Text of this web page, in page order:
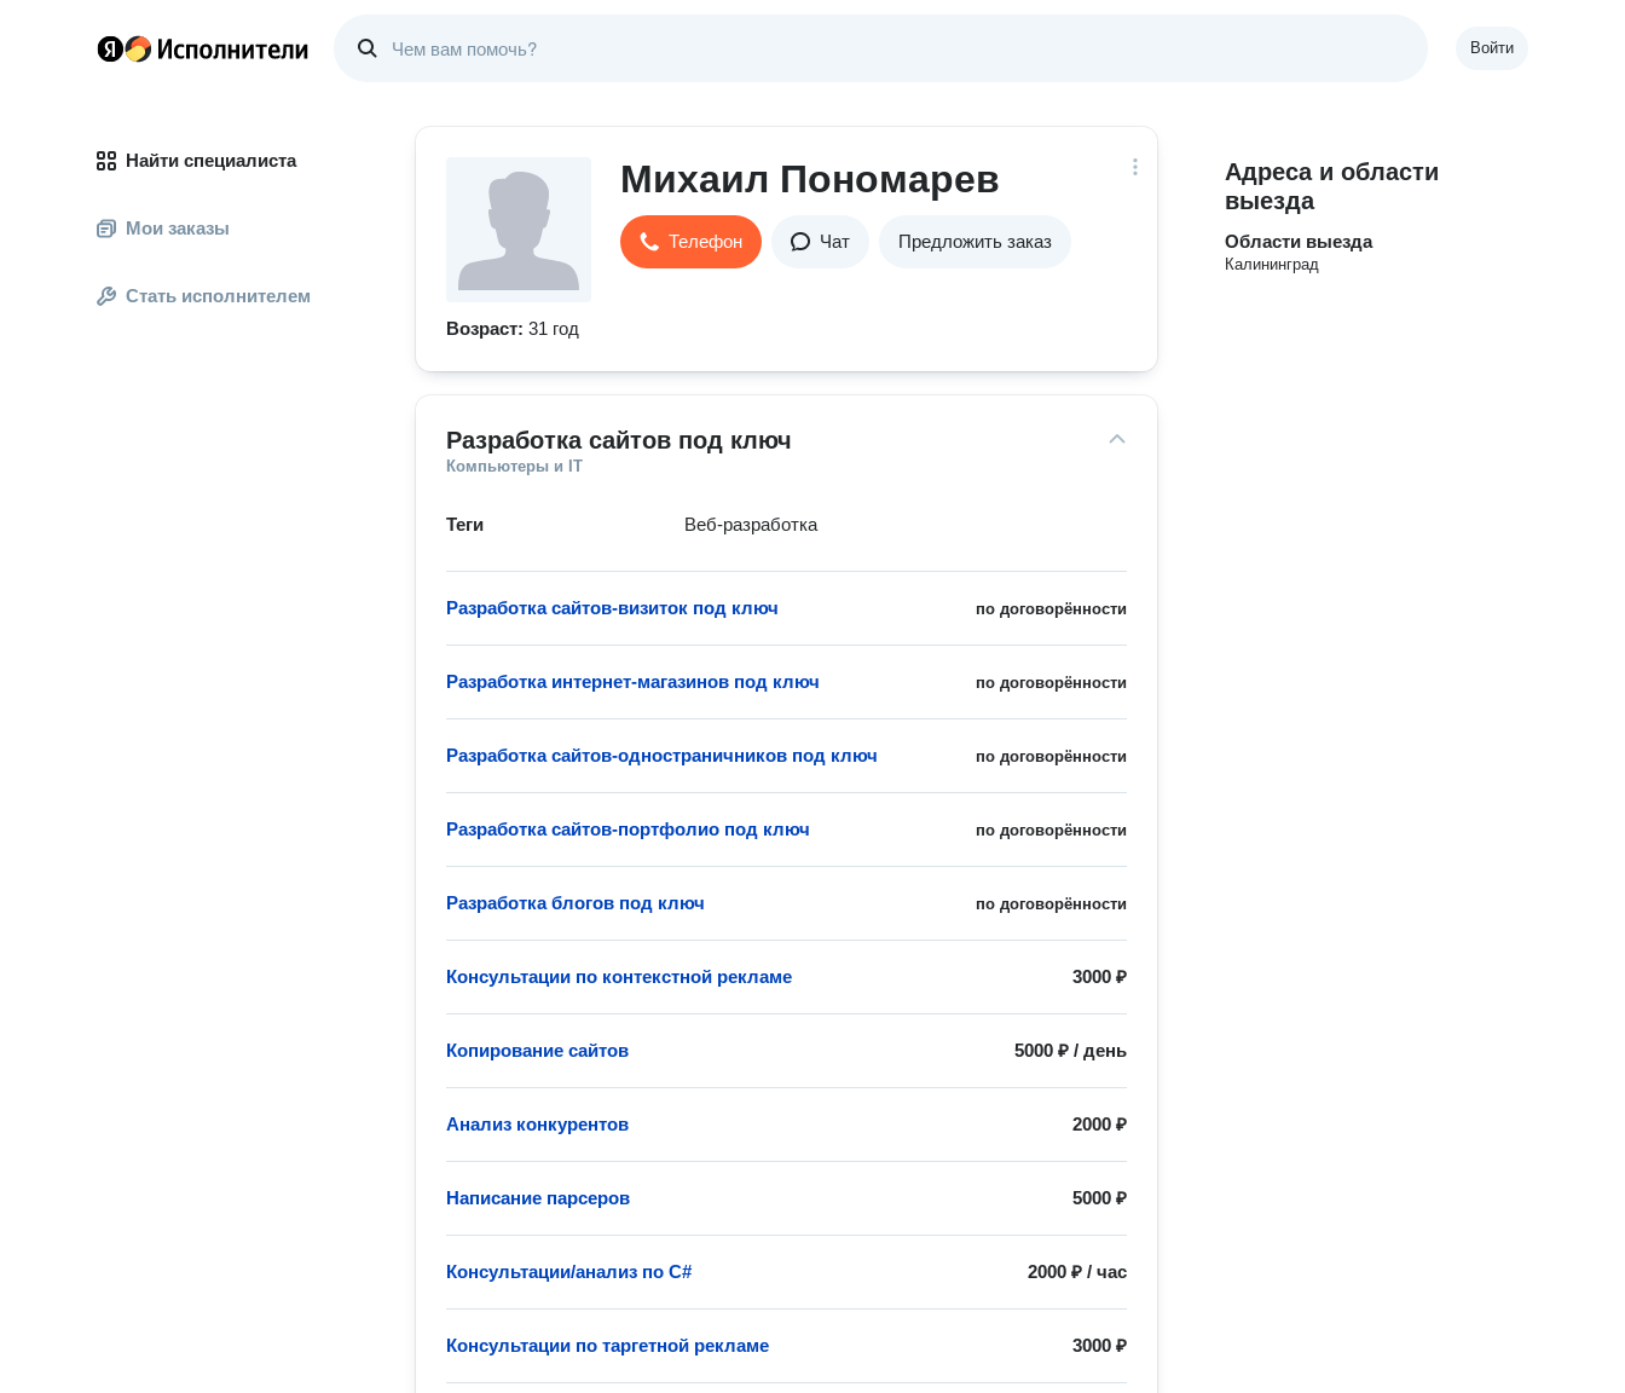
Войти
Найти специалиста
Мои заказы
Стать исполнителем
Михаил Пономарев
Телефон Чат Предложить заказ
Возраст: 31 год
Разработка сайтов под ключ
Компьютеры и IT
Теги Веб-разработка
по договорённости
Разработка сайтов-визиток под ключ
по договорённости
Разработка интернет-магазинов под ключ
по договорённости
Разработка сайтов-одностраничников под ключ
по договорённости
Разработка сайтов-портфолио под ключ
по договорённости
Разработка блогов под ключ
3000 ₽
Консультации по контекстной рекламе
5000 ₽ /день
Копирование сайтов
2000 ₽
Анализ конкурентов
5000 ₽
Написание парсеров
2000 ₽ /час
Консультации/анализ по C#
3000 ₽
Консультации по таргетной рекламе
Адреса и области
выезда
Области выезда
Калининград